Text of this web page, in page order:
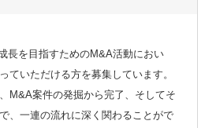
長を目指すためのM&A活動におい
ていただける方を募集しています。
M&A案件の発掘から完了、そしてそ
、一連の流れに深く関わることがで